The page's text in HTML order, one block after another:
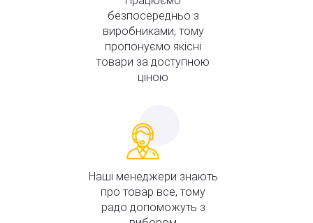
безпосередньо з
виробниками, тому
пропонуємо якісні
товари за доступною
ціною
Наші менеджери знають
про товар все, тому
радо допоможуть з